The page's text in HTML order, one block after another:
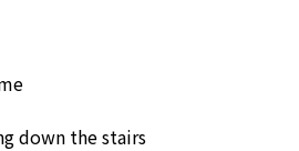
down the stairs